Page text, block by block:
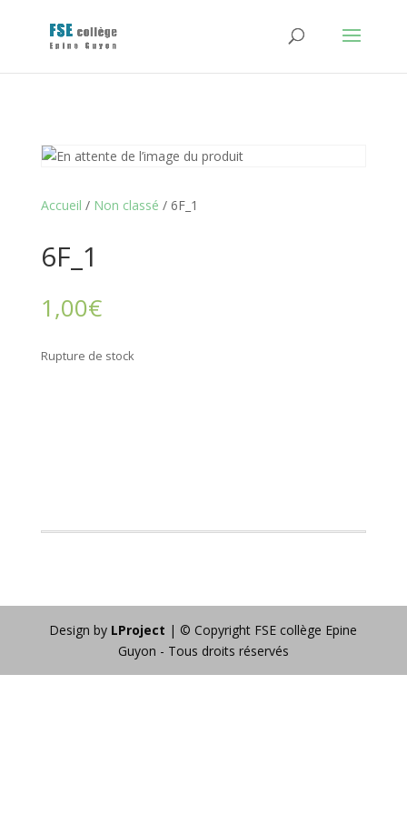
Accueil / Non classé / 6F_1
6F_1
1,00€
Rupture de stock
Design by LProject | © Copyright FSE collège Epine
Guyon - Tous droits réservés